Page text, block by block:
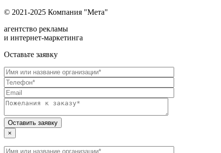
© 2021-2025 Компания "Мета"
агентство рекламы
и интернет-маркетинга
Оставьте заявку
×